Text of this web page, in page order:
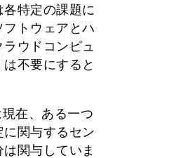
特定の課題に
トウェアとハ
ウドコンピュ
不要にすると
在、ある一つ
関与するセン
関与していま